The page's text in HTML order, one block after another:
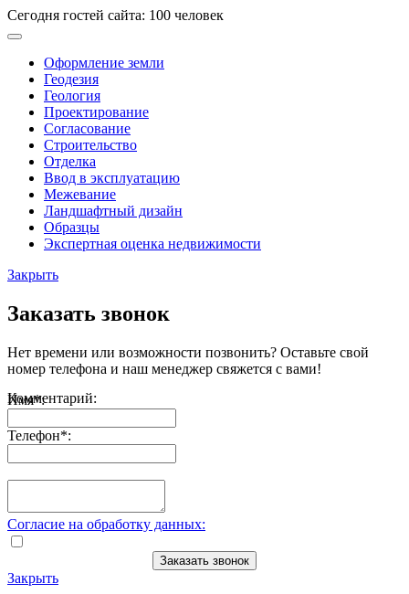
Сегодня гостей сайта: 100 человек
Оформление земли
Геодезия
Геология
Проектирование
Согласование
Строительство
Отделка
Ввод в эксплуатацию
Межевание
Ландшафтный дизайн
Образцы
Экспертная оценка недвижимости
Закрыть
Заказать звонок
Нет времени или возможности позвонить? Оставьте свой
номер телефона и наш менеджер свяжется с вами!
Имя*:
Телефон*:
Комментарий:
Согласие на обработку данных:
Заказать звонок
Закрыть